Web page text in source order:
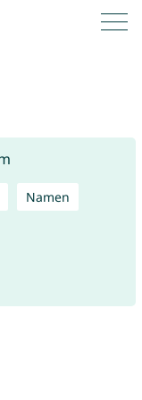
Namen